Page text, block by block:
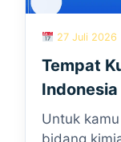
27 Juli 2026
Tempat
Indonesia
Untuk